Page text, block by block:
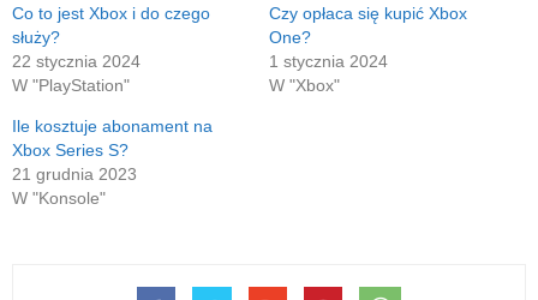
w
nowym
Co to jest Xbox i do czego
służy?
22 stycznia 2024
W "PlayStation"
Czy opłaca się kupić Xbox
One?
1 stycznia 2024
W "Xbox"
Ile kosztuje abonament na
Xbox Series S?
21 grudnia 2023
W "Konsole"